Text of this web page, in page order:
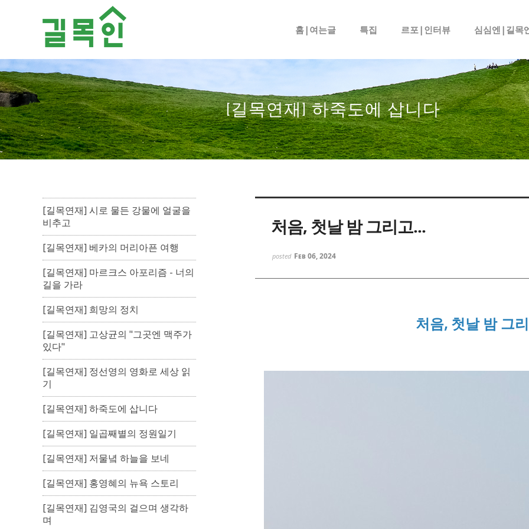
홈|여는글 특집 르포|인터뷰 심심엔|길목
[길목연재] 하죽도에 삽니다
[길목연재] 시로 물든 강물에 얼굴을
비추고
[길목연재] 베카의 머리아픈 여행
[길목연재] 마르크스 아포리즘 - 너의
길을 가라
[길목연재] 희망의 정치
[길목연재] 고상균의 "그곳엔 맥주가
있다"
[길목연재] 정선영의 영화로 세상 읽
기
[길목연재] 하죽도에 삽니다
[길목연재] 일곱째별의 정원일기
[길목연재] 저물녘 하늘을 보네
[길목연재] 홍영혜의 뉴욕 스토리
[길목연재] 김영국의 걸으며 생각하
며
처음, 첫날 밤 그리고...
posted Feb 06, 2024
처음, 첫날 밤 그